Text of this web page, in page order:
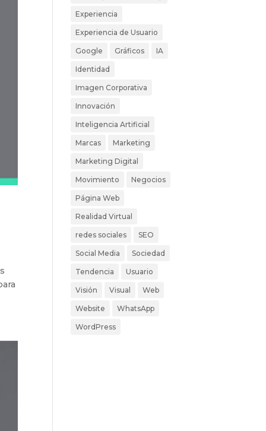
Experiencia
Experiencia de Usuario
Google Gráficos IA
Identidad
Imagen Corporativa
Innovación
Inteligencia Artificial
Marcas Marketing
Marketing Digital
Movimiento Negocios
Página Web
Realidad Virtual
redes sociales SEO
Social Media Sociedad
Tendencia Usuario
Visión Visual Web
Website WhatsApp
WordPress